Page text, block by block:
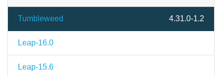
Tumbleweed 4.31.0-1.2
Leap-16.0
Leap-15.6